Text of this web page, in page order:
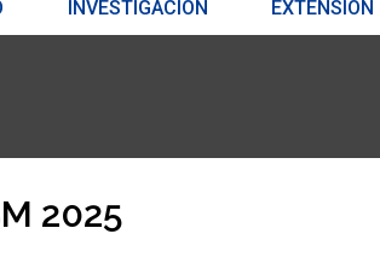
INVESTIGACIÓN EXTENSIÓN
2025